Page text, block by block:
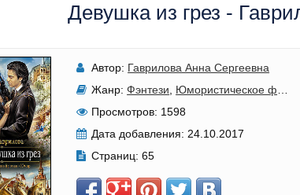
Девушка из грез -
Автор: Гаврилова Анна Сергеевна
Жанр: Фэнтези Юмористическое фэнтези
Просмотров: 1598
Дата добавления: 24.10.2017
Страниц: 65